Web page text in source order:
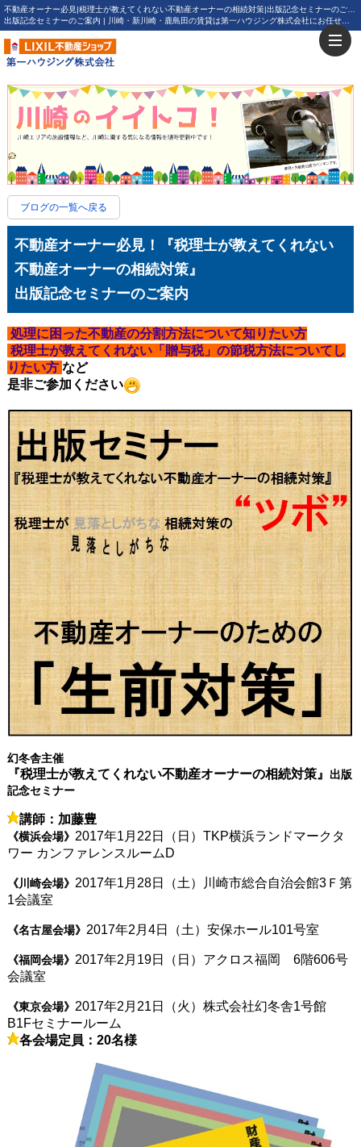
出版記念セミナーのご案内 | 川崎・新川崎・鹿島田の賃貸は第一ハウジング株式会社にお任せ下さい！
ブログの一覧へ戻る
不動産オーナー必見！『税理士が教えてくれない
不動産オーナーの相続対策』
出版記念セミナーのご案内
処理に困った不動産の分割方法について知りたい方
税理士が教えてくれない「贈与税」の節税方法についてし
りたい方 など
是非ご参加ください
幻冬舎主催
『税理士が教えてくれない不動産オーナーの相続対策』 出版
記念セミナー
講師：加藤豊
《横浜会場》 2017年1月22日（日）TKP横浜ランドマークタ
ワー カンファレンスルームD
《川崎会場》 2017年1月28日（土）川崎市総合自治会館3Ｆ第
1会議室
《名古屋会場》 2017年2月4日（土）安保ホール101号室
《福岡会場》 2017年2月19日（日）アクロス福岡 6階606号
会議室
《東京会場》 2017年2月21日（火）株式会社幻冬舎1号館
B1Fセミナールーム
各会場定員：20名様